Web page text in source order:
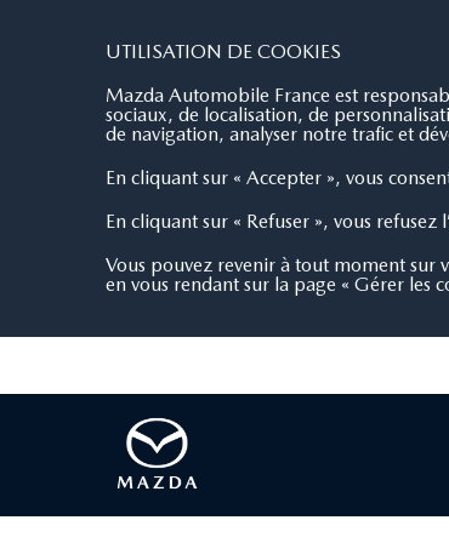
UTILISATION DE COOKIES
Mazda Automobile France est
sociaux, de localisation, de
de navigation, analyser notre trafic et
En cliquant sur « Accepter », vous
En cliquant sur « Refuser », vous refusez
Vous pouvez revenir à tout moment sur
en vous rendant sur la page « Gérer les